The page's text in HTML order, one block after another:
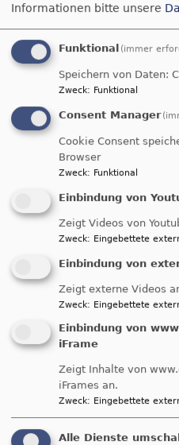
738.91 KB
maus-
9.56 MB
Freitag, 09.06.2023,
Feierabendmahl
„Jetzt ist die Zeit für
Informationen bitte unsere
Funktional (immer
Speichern von Daten:
Zweck: Funktional
Consent Manager
Cookie Consent
Browser
Zweck: Funktional
Einbindung von
Zeigt Videos von
Zweck: Eingebettete
Einbindung von
Zeigt externe Videos
Zweck: Eingebettete
Einbindung von
iFrame
Zeigt Inhalte von
iFrames an.
Zweck: Eingebettete
Alle Dienste